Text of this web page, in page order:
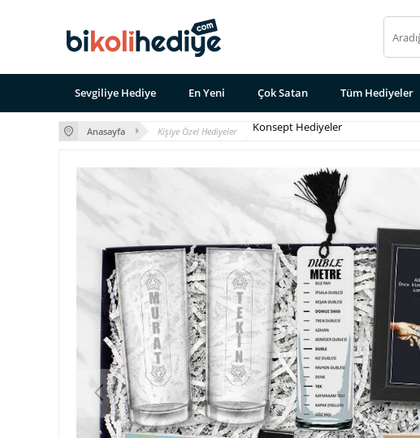
Sevgiliye Hediye En Yeni Çok Satan Tüm Hediyeler
Anasayfa Kişiye Özel Hediyeler Konsept Hediyeler